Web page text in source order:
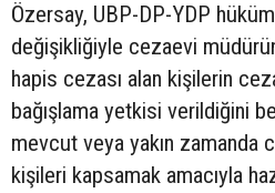
Özersay, UBP-DP-YDP
değişikliğiyle cezaevi
hapis cezası alan kişilerin
bağışlama yetkisi verildiğini
mevcut veya yakın zamanda
kişileri kapsamak amacıyla